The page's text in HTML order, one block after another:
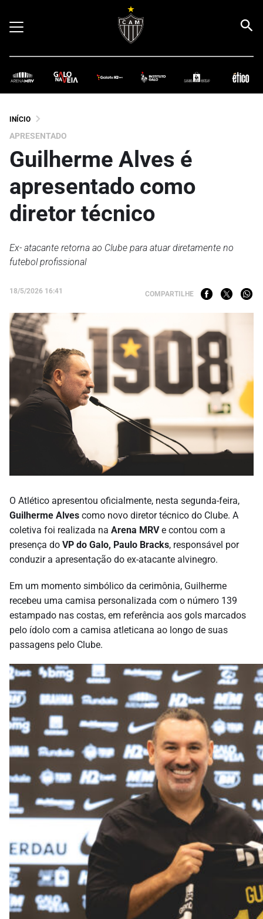
INÍCIO
APRESENTADO
Guilherme Alves é
apresentado como
diretor técnico
Ex- atacante retorna ao Clube para atuar diretamente no
futebol profissional
18/5/2026 16:41 COMPARTILHE
O Atlético apresentou oficialmente, nesta segunda-feira,
Guilherme Alves como novo diretor técnico do Clube. A
coletiva foi realizada na Arena MRVe contou com a
presença do VP do Galo, Paulo Bracks, responsável por
conduzir a apresentação do ex-atacante alvinegro.
Em um momento simbólico da cerimônia, Guilherme
recebeu uma camisa personalizada com o número 139
estampado nas costas, em referência aos gols marcados
pelo ídolo com a camisa atleticana ao longo de suas
passagens pelo Clube.